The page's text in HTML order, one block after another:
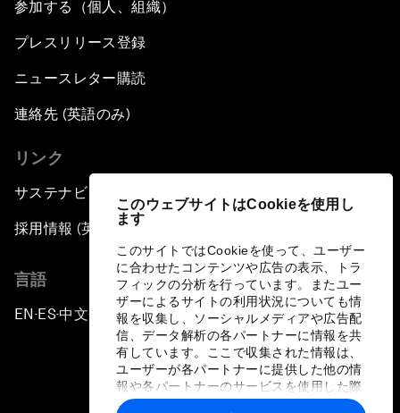
このウェブサイトはCookieを使用し
ます
このサイトではCookieを使って、ユーザー
に合わせたコンテンツや広告の表示、トラ
フィックの分析を行っています。またユー
ザーによるサイトの利用状況についても情
報を収集し、ソーシャルメディアや広告配
信、データ解析の各パートナーに情報を共
有しています。ここで収集された情報は、
ユーザーが各パートナーに提供した他の情
報や各パートナーのサービスを使用した際
に収集された情報と組み合わされ、各パー
参加する（個人、組織）
プレスリリース登録
ニュースレター購読
連絡先 (英語のみ)
リンク
サステナビリティへの取り組み
採用情報 (英語のみ)
言語
EN ▪ES▪中文▪ 日本語